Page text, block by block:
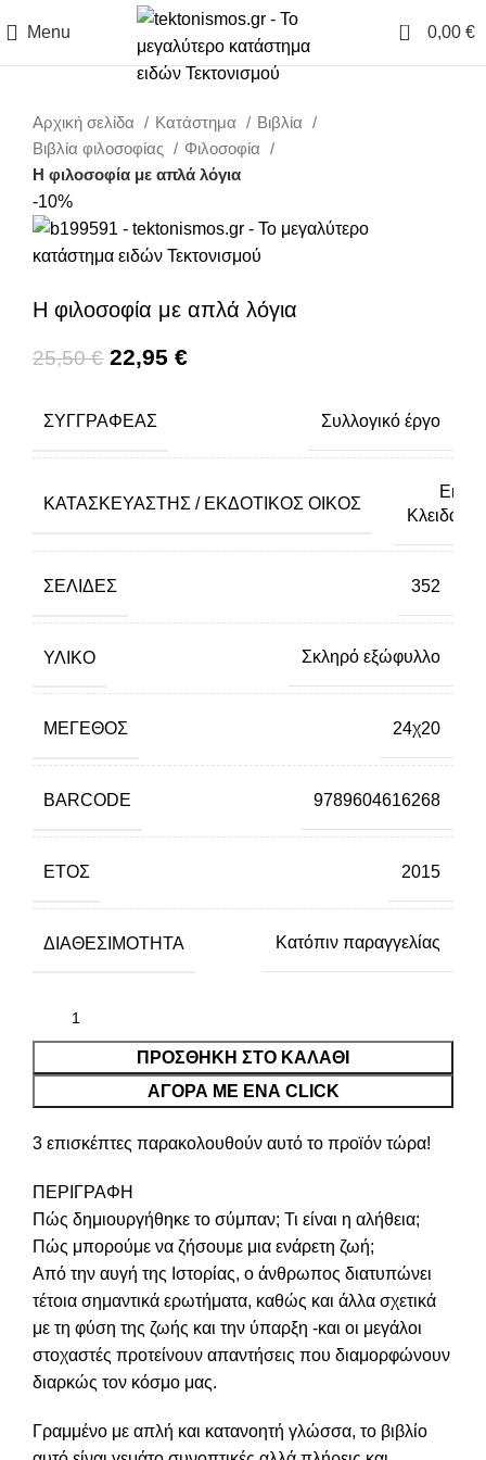
Menu 0 0,00 €
Αρχική σελίδα Κατάστημα
Βιβλία
Βιβλία φιλοσοφίας
Φιλοσοφία
Η φιλοσοφία με απλά λόγια
-10%
Η φιλοσοφία με απλά λόγια
25,50€ Original price was: 25,50 €.
22,95 €
ΣΥΓΓΡΑΦΈΑΣ Συλλογικό έργο
ΚΑΤΑΣΚΕΥΑΣΤΉΣ / ΕΚΔΟΤΙΚΌΣ ΟΊΚΟΣ
ΣΕΛΊΔΕΣ 352
ΥΛΙΚΌ Σκληρό εξώφυλλο
ΜΈΓΕΘΟΣ 24χ20
BARCODE 9789604616268
ΈΤΟΣ 2015
ΔΙΑΘΕΣΙΜΌΤΗΤΑ Κατόπιν παραγγελίας
ΠΡΟΣΘΉΚΗ ΣΤΟ ΚΑΛΆΘΙ
ΑΓΟΡΑ ΜΕ ΕΝΑ CLICK
3 επισκέπτες παρακολουθούν αυτό το προϊόν τώρα!
ΠΕΡΙΓΡΑΦΉ
Πώς δημιουργήθηκε το σύμπαν; Τι είναι η αλήθεια;
Πώς μπορούμε να ζήσουμε μια ενάρετη ζωή;
Από την αυγή της Ιστορίας, ο άνθρωπος διατυπώνει
τέτοια σημαντικά ερωτήματα, καθώς και άλλα σχετικά
με τη φύση της ζωής και την ύπαρξη -και οι μεγάλοι
στοχαστές προτείνουν απαντήσεις που διαμορφώνουν
διαρκώς τον κόσμο μας.
Γραμμένο με απλή και κατανοητή γλώσσα, το βιβλίο